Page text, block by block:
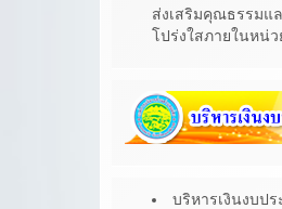
ส่งเสริมคุณธรรมแ
โปร่งใสภายในหน่ว
บริหารเงินงบป